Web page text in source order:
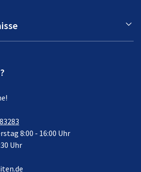
8:00 - 16:00 Uhr
Uhr